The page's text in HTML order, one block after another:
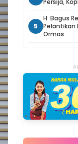
Persija,
5
H. Bagus
Pelantikan
Ormas